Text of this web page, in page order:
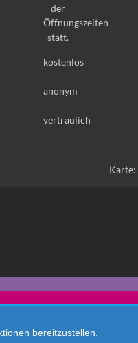
der
Öffnungszeiten
statt.
kostenlos
-
anonym
-
vertraulich
Karte:
bereitzustellen.